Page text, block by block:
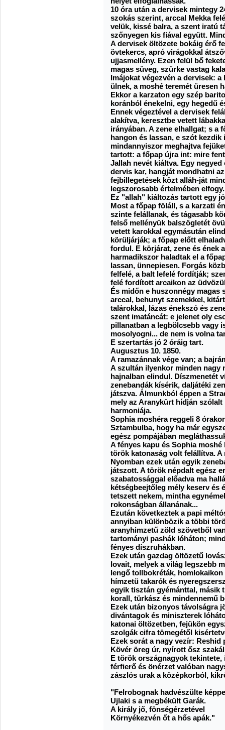
10 óra után a dervisek mintegy
szokás szerint, arccal Mekka
velük, kissé balra, a szent iratú
szőnyegen kis fiával együtt.
A dervisek öltözete bokáig érő
övtekercs, apró virágokkal
ujjasmellény. Ezen felül bő
magas süveg, szürke vastag
Imájokat végezvén a dervisek:
ülnek, a moshé teremét üresen
Ekkor a karzaton egy szép
koránból énekelni, egy hegedű
Ennek végeztével a dervisek
alakítva, keresztbe vetett
irányában. A zene elhallgat; s a
hangon és lassan, e szót
mindannyiszor meghajtva
tartott: a főpap újra int: mire
Jallah nevét kiáltva. Egy
dervis kar, hangját mondhatni
fejbillegetések közt alláh-ját
legszorosabb értelmében elfogy.
Ez "allah" kiáltozás tartott egy
Most a főpap föláll, s a karzati
szinte felállanak, és tágasabb
felső mellényük balszögletét
vetett karokkal egymásután
körüljárják; a főpap előtt
fordul. E körjárat, zene és ének
harmadikszor haladtak el a
lassan, ünnepiesen. Forgás
felfelé, a balt lefelé fordítják;
felé fordított arcaikon az
És midőn e huszonnégy magas
arccal, behunyt szemekkel,
talárokkal, lázas énekszó és
szent imatáncát: e jelenet oly
pillanatban a legbölcsebb vagy
mosolyogni... de nem is volna
E szertartás jó 2 óráig tart.
Augusztus 10. 1850.
A ramazánnak vége van; a
A szultán ilyenkor minden nagy
hajnalban elindul. Díszmenetét
zenebandák kísérik, daljátéki
játszva. Álmunkból éppen a
mely az Aranykürt hídján
harmoniája.
Sophia moshéra reggeli 8
Sztambulba, hogy ha már
egész pompájában
A fényes kapu és Sophia
török katonaság volt felállítva.
Nyomban ezek után egyik
játszott. A török népdalt egész
szabatossággal előadva ma
kétségbeejtőleg mély keserv és
tetszett nekem, mintha
rokonságban állanának...
Ezután következtek a papi
annyiban különbözik a többi
aranyhimzetű zöld szövetből
tartományi pashák lóháton;
fényes díszruhákban.
Ezek után gazdag öltözetű
lovait, melyek a világ legszebb
lengő tollbokréták,
hímzetü takarók és
egyik tisztán gyémánttal, másik
korall, türkász és mindennemű
Ezek után bizonyos távolságra
divántagok és miniszterek
katonai öltözetben, fejükön
szolgák cifra tömegétől
Ezek sorát a nagy vezír: Reshid
Kövér öreg úr, nyírott ősz
E török országnagyok
férfierő és önérzet valóban
zászlós urak a középkorból,
"Felrobognak hadvészülte
Ujlaki s a megbékült Garák.
A király jő, fönségérzetével
Környékezvén őt a hős apák."